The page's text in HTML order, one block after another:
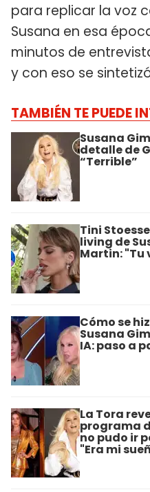
para replicar la voz
Susana en esa
minutos de
y con eso se
TAMBIÉN TE PUEDE
Susana
detalle de
“Terrible”
Tini
living de
Martin: "Tu
Cómo se
Susana
IA: paso a
La Tora
programa
no pudo ir
"Era mi